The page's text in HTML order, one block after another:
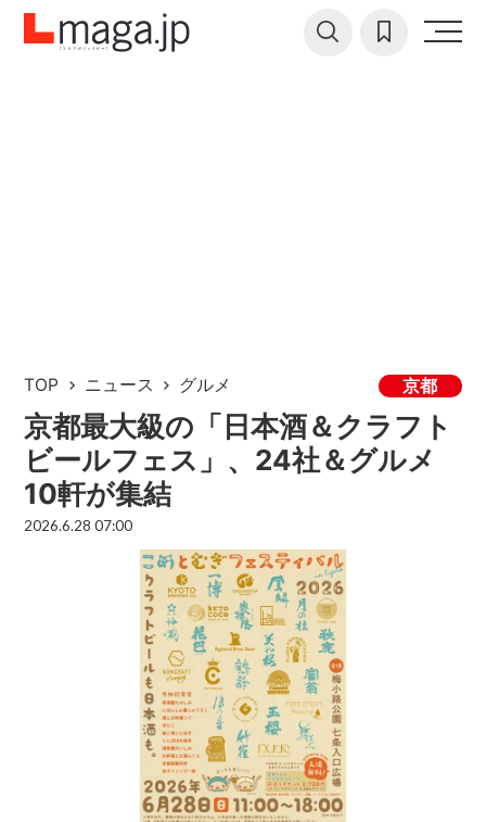
TOP ニュース グルメ 京都
京都最大級の「日本酒＆クラフト
ビールフェス」、24社＆グルメ
10軒が集結
2026.6.28 07:00